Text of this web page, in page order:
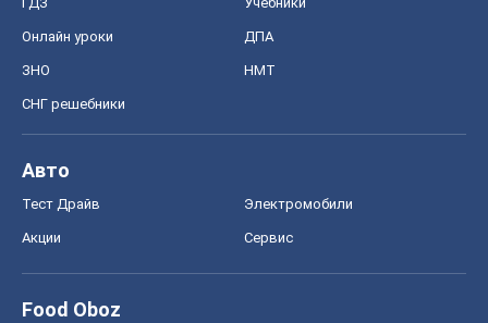
Онлайн уроки ДПА
ЗНО НМТ
СНГ решебники
Авто
Тест Драйв Электромобили
Акции Сервис
Food Oboz